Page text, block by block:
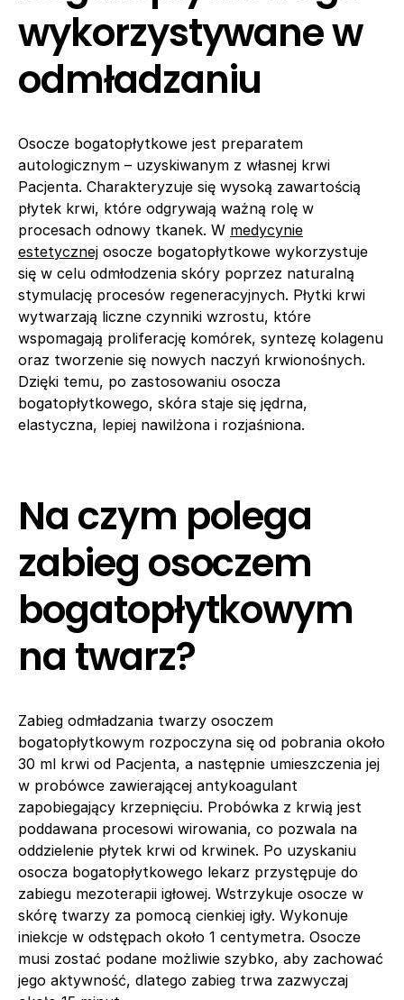
wykorzystywane w
odmładzaniu
Osocze bogatopłytkowe jest preparatem
autologicznym – uzyskiwanym z własnej krwi
Pacjenta. Charakteryzuje się wysoką zawartością
płytek krwi, które odgrywają ważną rolę w
procesach odnowy tkanek. W medycynie
estetycznej osocze bogatopłytkowe wykorzystuje
się w celu odmłodzenia skóry poprzez naturalną
stymulację procesów regeneracyjnych. Płytki krwi
wytwarzają liczne czynniki wzrostu, które
wspomagają proliferację komórek, syntezę kolagenu
oraz tworzenie się nowych naczyń krwionośnych.
Dzięki temu, po zastosowaniu osocza
bogatopłytkowego, skóra staje się jędrna,
elastyczna, lepiej nawilżona i rozjaśniona.
Na czym polega
zabieg osoczem
bogatopłytkowym
na twarz?
Zabieg odmładzania twarzy osoczem
bogatopłytkowym rozpoczyna się od pobrania około
30 ml krwi od Pacjenta, a następnie umieszczenia jej
w probówce zawierającej antykoagulant
zapobiegający krzepnięciu. Probówka z krwią jest
poddawana procesowi wirowania, co pozwala na
oddzielenie płytek krwi od krwinek. Po uzyskaniu
osocza bogatopłytkowego lekarz przystępuje do
zabiegu mezoterapii igłowej. Wstrzykuje osocze w
skórę twarzy za pomocą cienkiej igły. Wykonuje
iniekcje w odstępach około 1 centymetra. Osocze
musi zostać podane możliwie szybko, aby zachować
jego aktywność, dlatego zabieg trwa zazwyczaj